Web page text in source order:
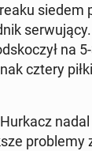
na
cztery